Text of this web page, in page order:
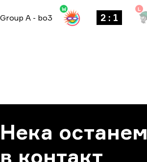
Group A - bo3
W
2 : 1
L
Нека останем
в контакт